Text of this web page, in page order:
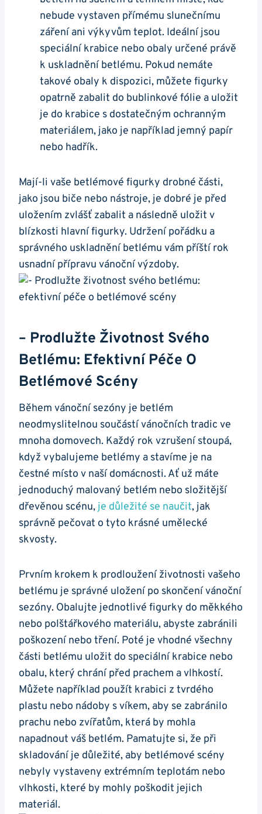
nebude vystaven přímému slunečnímu
záření ani výkyvům teplot. Ideální jsou
speciální krabice nebo obaly určené právě
k uskladnění betlému. Pokud nemáte
takové obaly k dispozici, můžete figurky
opatrně zabalit do bublinkové fólie a uložit
je do krabice s dostatečným ochranným
materiálem, jako je například jemný papír
nebo hadřík.
Mají-li vaše betlémové figurky drobné části,
jako jsou biče nebo nástroje, je dobré je před
uložením zvlášť zabalit a následně uložit v
blízkosti hlavní figurky. Udržení pořádku a
správného uskladnění betlému vám příští rok
usnadní přípravu vánoční výzdoby.
– Prodlužte Životnost Svého
Betlému: Efektivní Péče O
Betlémové Scény
Během vánoční sezóny je betlém
neodmyslitelnou součástí vánočních tradic ve
mnoha domovech. Každý rok vzrušení stoupá,
když vybalujeme betlémy a stavíme je na
čestné místo v naší domácnosti. Ať už máte
jednoduchý malovaný betlém nebo složitější
dřevěnou scénu, je důležité se naučit, jak
správně pečovat o tyto krásné umělecké
skvosty.
Prvním krokem k prodloužení životnosti vašeho
betlému je správné uložení po skončení vánoční
sezóny. Obalujte jednotlivé figurky do měkkého
nebo polštářkového materiálu, abyste zabránili
poškození nebo tření. Poté je vhodné všechny
části betlému uložit do speciální krabice nebo
obalu, který chrání před prachem a vlhkostí.
Můžete například použít krabici z tvrdého
plastu nebo nádoby s víkem, aby se zabránilo
prachu nebo zvířatům, která by mohla
napadnout váš betlém. Pamatujte si, že při
skladování je důležité, aby betlémové scény
nebyly vystaveny extrémním teplotám nebo
vlhkosti, které by mohly poškodit jejich
materiál.